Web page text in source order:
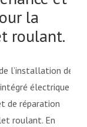
la
roulant.
l’installation de
électrique
de réparation
roulant. En